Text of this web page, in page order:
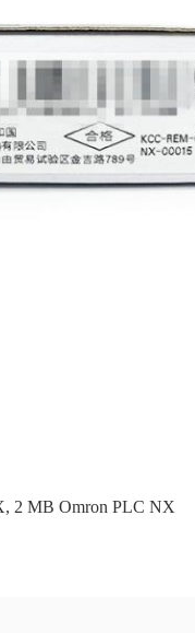
, 2 MB Omron PLC NX